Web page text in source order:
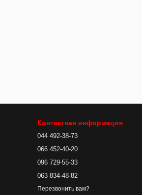
Контактная информация
044 492-38-73
066 452-40-20
096 729-55-33
063 834-48-82
Перезвонить вам?